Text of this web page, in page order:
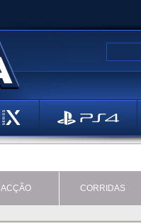
ACÇÃO CORRIDAS